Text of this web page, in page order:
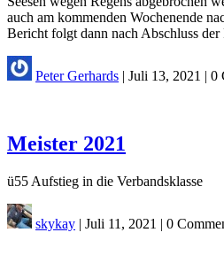
auch am kommenden Wochenende
Bericht folgt dann nach Abschluss der
Peter Gerhards | Juli 13, 2021 | 0
Meister 2021
ü55 Aufstieg in die Verbandsklasse
skykay | Juli 11, 2021 | 0